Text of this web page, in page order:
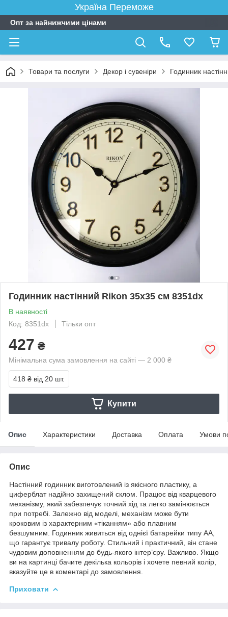
Україна Переможе
Опт за найнижчими цінами
Товари та послуги Декор і сувеніри Годинник
Годинник настінний Rikon 35х35 см 8351dx
В наявності
Код: 8351dx
Тільки опт
427 ₴
Мінімальна сума замовлення на сайті — 2 000 ₴
418 ₴ від 20 шт.
Купити
Опис Характеристики Доставка Оплата Умови
Опис
Настінний годинник виготовлений із якісного пластику, а
циферблат надійно захищений склом. Працює від кварцевого
механізму, який забезпечує точний хід та легко замінюється
при потребі. Залежно від моделі, механізм може бути
кроковим із характерним «тіканням» або плавним
безшумним. Годинник живиться від однієї батарейки типу АА,
що гарантує тривалу роботу. Стильний і практичний, він стане
чудовим доповненням до будь-якого інтер’єру. Важливо. Якщо
ви на картинці бачите декілька кольорів і хочете певний колір,
вказуйте це в коментарі до замовлення.
Приховати